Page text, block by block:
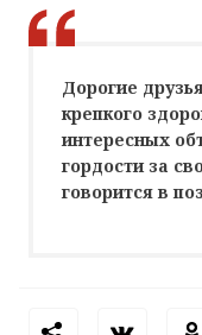
Дорогие
крепкого
интересных
гордости за
говорится в